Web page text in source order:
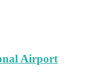
Airport